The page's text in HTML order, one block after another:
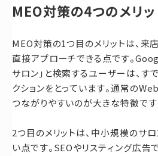
MEO対策の4つのメリッ
MEO対策の1つ目のメリットは、
直接アプローチできる点です。
サロン」と検索するユーザーは、す
クションをとっています。通常の
つながりやすいのが大きな特徴です
2つ目のメリットは、中小規模のサ
い点です。SEOやリスティング広告